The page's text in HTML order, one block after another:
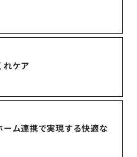
れケア
ム連携で実現する快適な